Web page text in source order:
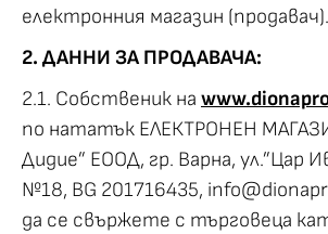
електронния магазин (продавач).
2. ДАННИ ЗА ПРОДАВАЧА:
2.1. Собственик на
по нататък ЕЛЕКТРОНЕН
Дидие” ЕООД, гр. Варна, ул.”Цар
№18, BG 201716435,
да се свържете с търговецa